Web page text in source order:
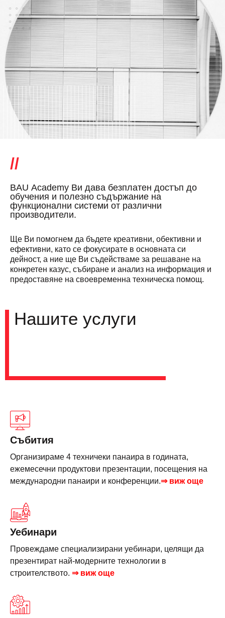
BAU Аcademy Ви дава безплатен достъп до
обучения и полезно съдържание на
функционални системи от различни
производители.
Ще Ви помогнем да бъдете креативни, обективни и
ефективни, като се фокусирате в основната си
дейност, а ние ще Ви съдействаме за решаване на
конкретен казус, събиране и анализ на информация и
предоставяне на своевременна техническа помощ.
Нашите услуги
Събития
Организираме 4 техничеки панаира в годината,
ежемесечни продуктови презентации, посещения на
международни панаири и конференции.⇒ виж още
Уебинари
Провеждаме специализирани уебинари, целящи да
презентират най-модерните технологии в
строителството. ⇒ виж още